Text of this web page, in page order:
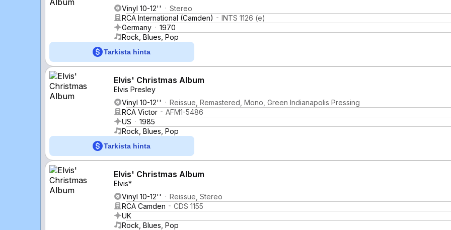
Vinyl 10-12''
Stereo
RCA International (Camden)
INTS 1126 (e)
Germany
1970
Rock, Blues, Pop
Tarkista hinta
Elvis' Christmas Album
Elvis Presley
Vinyl 10-12''
Reissue, Remastered, Mono, Green Indianapolis Pressing
RCA Victor
AFM1-5486
US
1985
Rock, Blues, Pop
Tarkista hinta
Elvis' Christmas Album
Elvis*
Vinyl 10-12''
Reissue, Stereo
RCA Camden
CDS 1155
UK
Rock, Blues, Pop